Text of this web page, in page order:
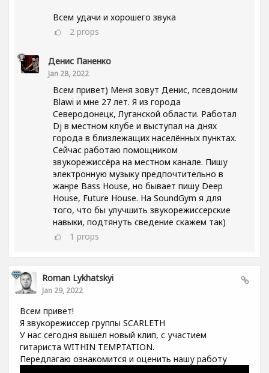
Всем удачи и хорошего звука
2 props
Денис Паненко
Jan 28, 2022
Всем привет) Меня зовут Денис, псевдоним
Blawi и мне 27 лет. Я из города
Северодонецк, Луганской области. Работал
Dj в местном клубе и выступал на днях
города в близлежащих населённых пунктах.
Сейчас работаю помощником
звукорежиссёра на местном канале. Пишу
электронную музыку предпочтительно в
жанре Bass House, но бывает пишу Deep
House, Future House. На SoundGym я для
того, что бы улучшить звукорежиссерские
навыки, подтянуть сведение скажем так)
1 props
Roman Lykhatskyi
Jan 29, 2022
Всем привет!
Я звукорежиссер группы SCARLETH
У нас сегодня вышел новый клип, с участием
гитариста WITHIN TEMPTATION.
Передлагаю ознакомится и оценить нашу работу